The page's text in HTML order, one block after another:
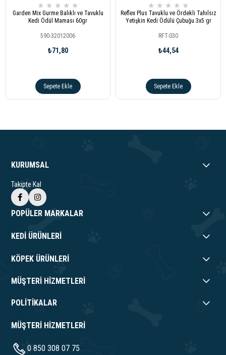
★ ★ ★ ★ ★
Garden Mix Gurme Balıklı ve Tavuklu
Kedi Ödül Maması 60gr
590-32012006
₺71,80
Sepete Ekle
★ ★ ★ ★ ★
Reflex Plus Tavuklu ve Ördekli Tahılsız
Yetişkin Kedi Ödülü Çubuğu 3x5 gr
RFT-030
₺44,54
Sepete Ekle
KURUMSAL
Takipte Kal
POPÜLER MARKALAR
KEDİ ÜRÜNLERİ
KÖPEK ÜRÜNLERİ
MÜŞTERİ HİZMETLERİ
POLİTİKALAR
MÜŞTERİ HİZMETLERİ
0 850 308 07 75